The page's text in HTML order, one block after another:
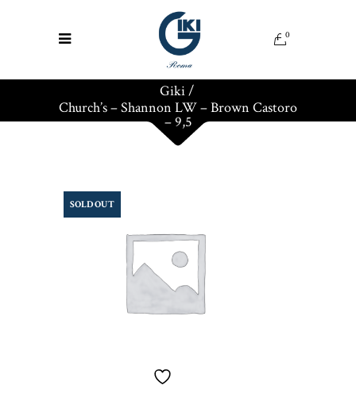
0
Giki/
Church’s – Shannon LW – Brown Castoro
– 9,5
SOLD OUT